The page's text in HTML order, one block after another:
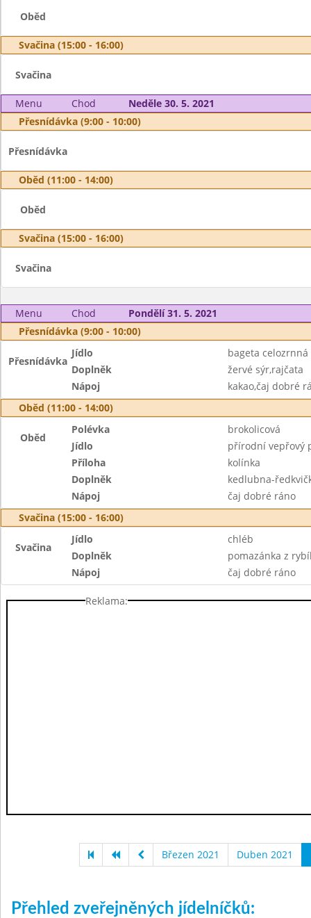
Oběd
Svačina (15:00 - 16:00)
Svačina
Menu Chod
Neděle 30. 5. 2021
Přesnídávka (9:00 - 10:00)
Přesnídávka
Oběd (11:00 - 14:00)
Oběd
Svačina (15:00 - 16:00)
Svačina
Menu Chod
Pondělí 31. 5. 2021
Přesnídávka (9:00 - 10:00)
Přesnídávka
Jídlo
bageta celozrnná
Doplněk
žervé sýr,rajčata
Nápoj
kakao,čaj dobré
Oběd (11:00 - 14:00)
Oběd
Polévka
brokolicová
Jídlo
přírodní vepřový
Příloha
kolínka
Doplněk
kedlubna-
Nápoj
čaj dobré ráno
Svačina (15:00 - 16:00)
Svačina
Jídlo
chléb
Doplněk
pomazánka z
Nápoj
čaj dobré ráno
Reklama:
Březen 2021 Duben 2021
Přehled zveřejněných jídelníčků: